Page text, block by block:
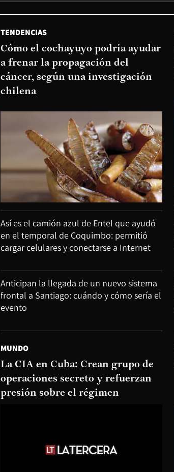
TENDENCIAS
Cómo el cochayuyo podría ayudar
a frenar la propagación del
cáncer, según una investigación
chilena
Así es el camión azul de Entel que ayudó
en el temporal de Coquimbo: permitió
cargar celulares y conectarse a Internet
Anticipan la llegada de un nuevo sistema
frontal a Santiago: cuándo y cómo sería el
evento
MUNDO
La CIA en Cuba: Crean grupo de
operaciones secreto y refuerzan
presión sobre el régimen